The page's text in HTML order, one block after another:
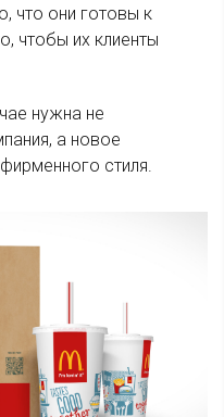
что они готовы к
чтобы их клиенты
нужна не
а новое
стиля.